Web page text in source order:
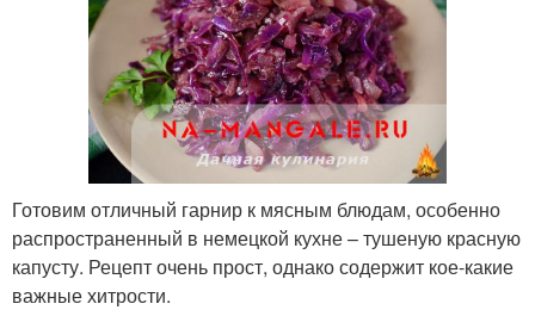
Готовим отличный гарнир к мясным блюдам, особенно
распространенный в немецкой кухне – тушеную красную
капусту. Рецепт очень прост, однако содержит кое-какие
важные хитрости.